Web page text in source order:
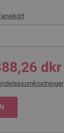
dkr